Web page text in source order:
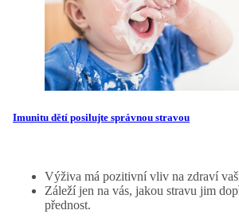
Imunitu dětí posilujte správnou stravou
Výživa má pozitivní vliv na zdraví
Záleží jen na vás, jakou stravu jim
přednost.